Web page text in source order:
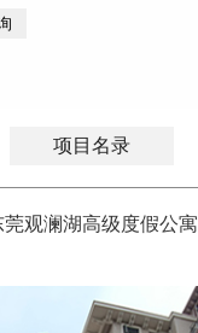
项目名录
莞观澜湖高级度假公寓